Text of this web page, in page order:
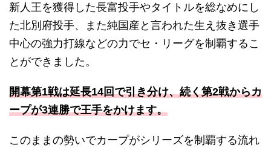
新人王を獲得した長富投手やタイトルを総なめにし
た北別府投手、また純国産と言われた生え抜き選手
中心の強力打線などの力でセ・リーグを制覇するこ
とができました。
開幕第1戦は延長14回で引き分け、続く第2戦からカ
ープが3連勝で王手をかけます。
このままの勢いでカープがシリーズを制覇する流れ